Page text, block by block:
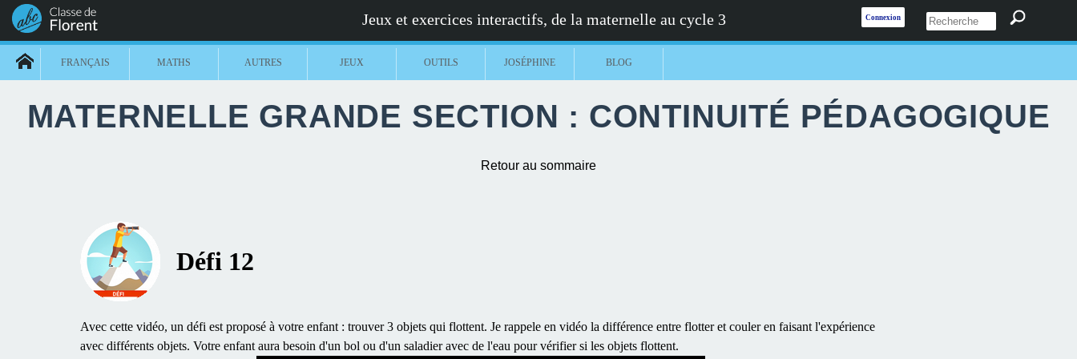
Jeux et exercices interactifs, de la maternelle au cycle 3 Connexion
FRANÇAIS MATHS AUTRES JEUX OUTILS JOSÉPHINE BLOG
MATERNELLE GRANDE SECTION : CONTINUITÉ PÉDAGOGIQUE
Retour au sommaire
Défi 12
Avec cette vidéo, un défi est proposé à votre enfant : trouver 3 objets qui flottent. Je rappele en vidéo la différence entre flotter et couler en faisant l'expérience
avec différents objets. Votre enfant aura besoin d'un bol ou d'un saladier avec de l'eau pour vérifier si les objets flottent.